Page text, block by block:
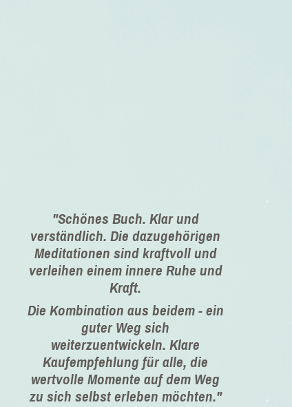
"Schönes Buch. Klar und
verständlich. Die dazugehörigen
Meditationen sind kraftvoll und
verleihen einem innere Ruhe und
Kraft.
Die Kombination aus beidem - ein
guter Weg sich
weiterzuentwickeln. Klare
Kaufempfehlung für alle, die
wertvolle Momente auf dem Weg
zu sich selbst erleben möchten."